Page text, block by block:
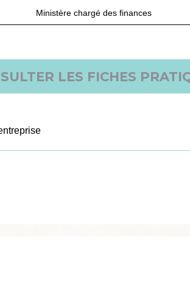
Ministère chargé des finances
LES FICHES